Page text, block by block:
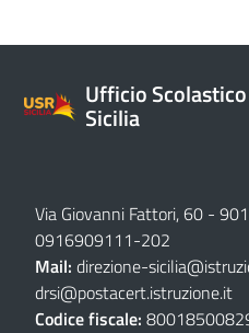
Ufficio
Sicilia
Via Giovanni Fattori, 60 -
0916909111-202
Mail: direzione-
drsi@postacert.istruzione.it
Codice fiscale: